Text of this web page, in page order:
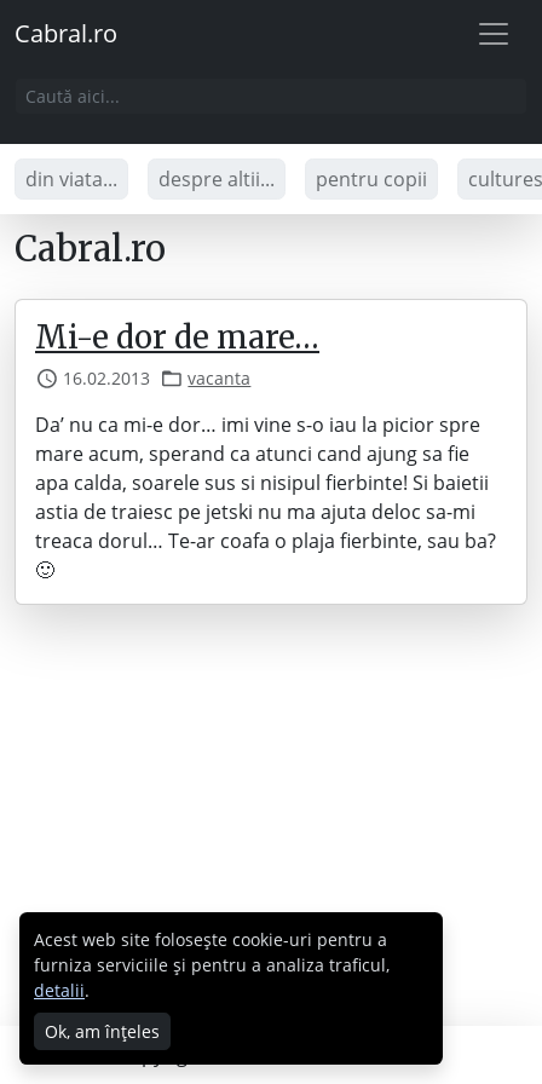
Cabral.ro
din viata... despre altii... pentru copii
Cabral.ro
Mi-e dor de mare…
16.02.2013 vacanta
Da’ nu ca mi-e dor… imi vine s-o iau la picior spre
mare acum, sperand ca atunci cand ajung sa fie
apa calda, soarele sus si nisipul fierbinte! Si baietii
astia de traiesc pe jetski nu ma ajuta deloc sa-mi
treaca dorul… Te-ar coafa o plaja fierbinte, sau ba?
🙂
Copyright © 2007 - 2026 Cabral.ro
Acest web site folosește cookie-uri pentru a
furniza serviciile și pentru a analiza traficul,
detalii.
Ok, am înțeles